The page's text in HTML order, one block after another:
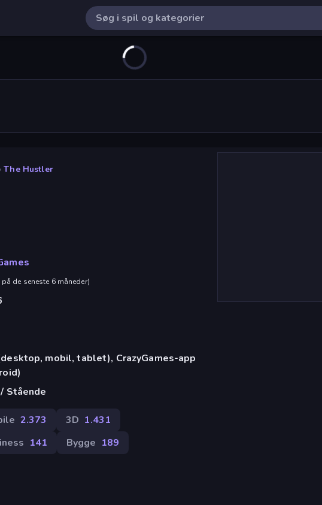
The Hustler
på de seneste 6 måneder)
mobil, tablet), CrazyGames-app
Stående
2.373 3D 1.431
141 Bygge 189